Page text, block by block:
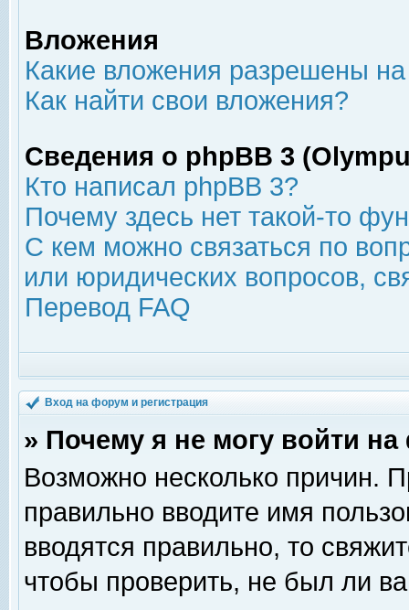
Вложения
Какие вложения разрешены
Как найти свои вложения?
Сведения о phpBB 3
Кто написал phpBB 3?
Почему здесь нет такой-то
С кем можно связаться по
или юридических вопросов,
Перевод FAQ
Вход на форум и регистрация
» Почему я не могу войти
Возможно несколько причин.
правильно вводите имя
вводятся правильно, то
чтобы проверить, не был ли